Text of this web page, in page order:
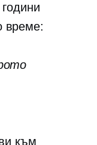
време:
към